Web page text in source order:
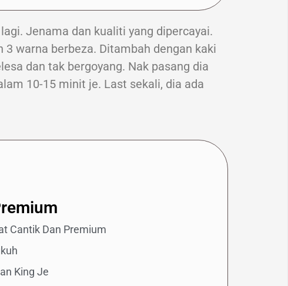
Jenama dan kualiti yang dipercayai.
warna berbeza. Ditambah dengan kaki
dan tak bergoyang. Nak pasang dia
10-15 minit je. Last sekali, dia ada
Cantik Dan Premium
King Je